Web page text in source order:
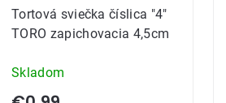
Tortová sviečka číslica "4"
TORO zapichovacia 4,5cm
Skladom